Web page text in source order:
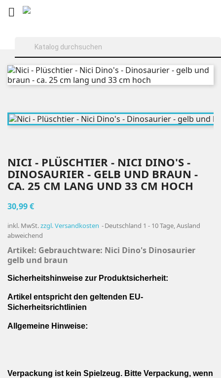

NICI - PLÜSCHTIER - NICI DINO'S -
DINOSAURIER - GELB UND BRAUN -
CA. 25 CM LANG UND 33 CM HOCH
30,99 €
inkl. MwSt.zzgl. Versandkosten
Deutschland 1 - 10 Tage, Ausland
abweichend
Artikel: Gebrauchtware: Nici Dino's Dinosaurier
gelb und braun
Sicherheitshinweise zur Produktsicherheit:
Artikel entspricht den geltenden EU-
Sicherheitsrichtlinien
Allgemeine Hinweise:
Verpackung ist kein Spielzeug. Bitte Verpackung, wenn